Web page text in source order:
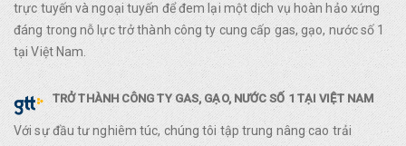
trực tuyến và ngoại tuyến để đem lại một dịch vụ hoàn hảo xứng
đáng trong nỗ lực trở thành công ty cung cấp gas, gạo, nước số 1
tại Việt Nam.
TRỞ THÀNH CÔNG TY GAS, GẠO, NƯỚC SỐ 1 TẠI VIỆT NAM
Với sự đầu tư nghiêm túc, chúng tôi tập trung nâng cao trải